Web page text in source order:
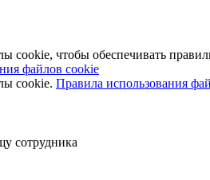
cookie, чтобы обеспечивать
файлов cookie
cookie. Правила использования
сотрудника